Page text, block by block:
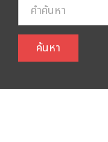
ค้นหา